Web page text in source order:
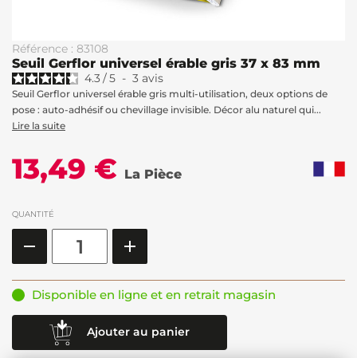
Référence : 83108
Seuil Gerflor universel érable gris 37 x 83 mm
4.3/5 - 3 avis
Seuil Gerflor universel érable gris multi-utilisation, deux options de
pose : auto-adhésif ou chevillage invisible. Décor alu naturel qui...
Lire la suite
13,49 € La Pièce
QUANTITÉ
Disponible en ligne et en retrait magasin
Ajouter au panier